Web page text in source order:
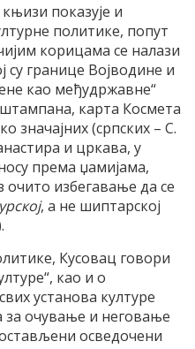
показује и
политике, попут
корицама се налази
су границе Војводине и
као међудржавне“
карта Космета
значајних (српских – С.
и цркава, у
према џамијама,
избегавање да се
, а не шиптарској
Кусовац говори
као и о
установа културе
за очување и неговање
осведочени